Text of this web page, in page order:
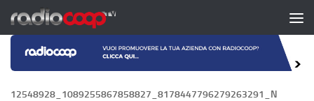
Salta al contenuto
12548928_1089255867858827_8178447796279263291_N